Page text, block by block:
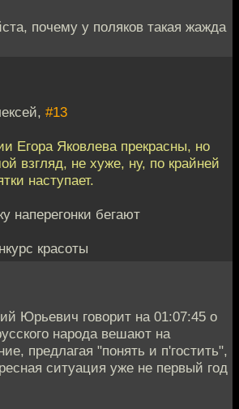
почему у поляков такая жажда
#13
Егора Яковлева прекрасны, но
взгляд, не хуже, ну, по крайней
наступает.
наперегонки бегают
красоты
Юрьевич говорит на 01:07:45 о
народа вешают на
предлагая "понять и п'гостить",
ситуация уже не первый год